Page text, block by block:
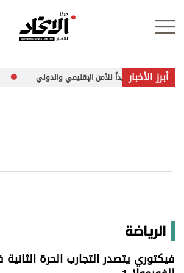
علوم الدار
اقتصاد
الرياضة
أبرز الأخبار
متزايداً للأمن الإقليمي والدولي غارات
الرياضة
فيكتوري يتصدر التجارب الحرة